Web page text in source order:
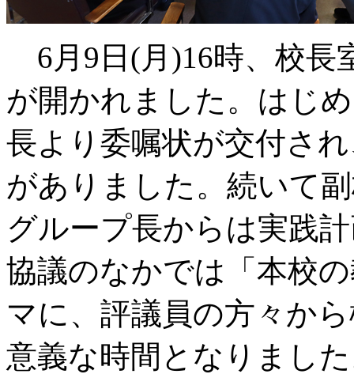
6月9日(月)16時、校長
が開かれました。はじ
長より委嘱状が交付さ
がありました。続いて
グループ長からは実践
協議のなかでは「本校
マに、評議員の方々か
意義な時間となりまし